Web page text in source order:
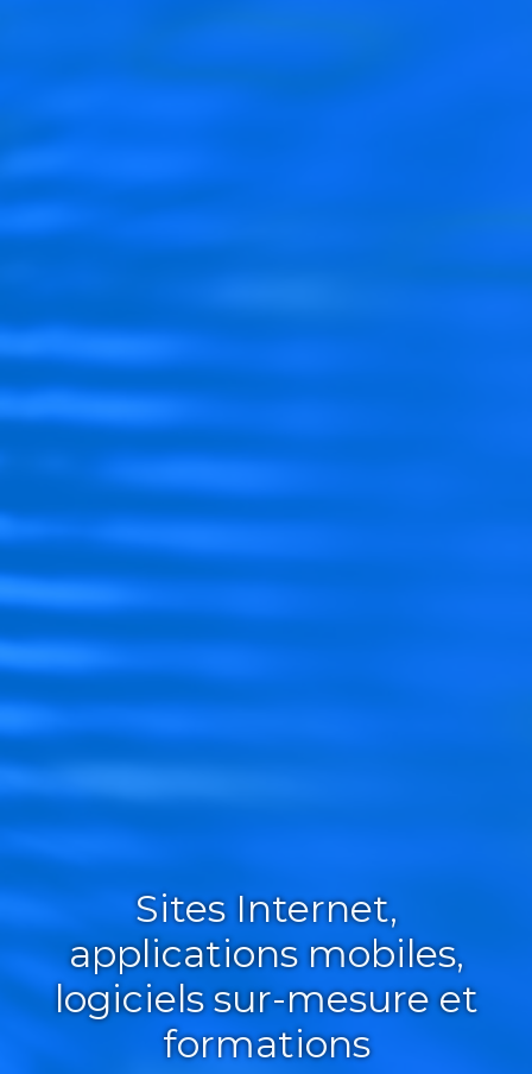
Sites Internet,
applications mobiles,
logiciels sur-mesure et
formations